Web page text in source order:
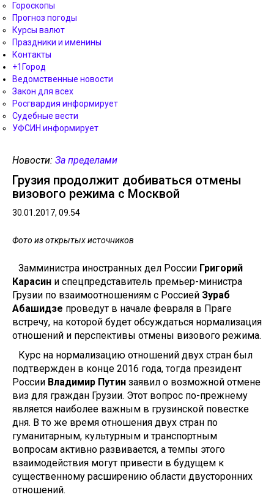
Гороскопы
Прогноз погоды
Курсы валют
Праздники и именины
Контакты
+1Город
Ведомственные новости
Закон для всех
Росгвардия информирует
Судебные вести
УФСИН информирует
Новости: За пределами
Грузия продолжит добиваться отмены
визового режима с Москвой
30.01.2017, 09.54
Фото из открытых источников
Замминистра иностранных дел России Григорий
Карасин и спецпредставитель премьер-министра
Грузии по взаимоотношениям с Россией Зураб
Абашидзе проведут в начале февраля в Праге
встречу, на которой будет обсуждаться нормализация
отношений и перспективы отмены визового режима.
Курс на нормализацию отношений двух стран был
подтвержден в конце 2016 года, тогда президент
России Владимир Путин заявил о возможной отмене
виз для граждан Грузии. Этот вопрос по-прежнему
является наиболее важным в грузинской повестке
дня. В то же время отношения двух стран по
гуманитарным, культурным и транспортным
вопросам активно развивается, а темпы этого
взаимодействия могут привести в будущем к
существенному расширению области двусторонних
отношений.